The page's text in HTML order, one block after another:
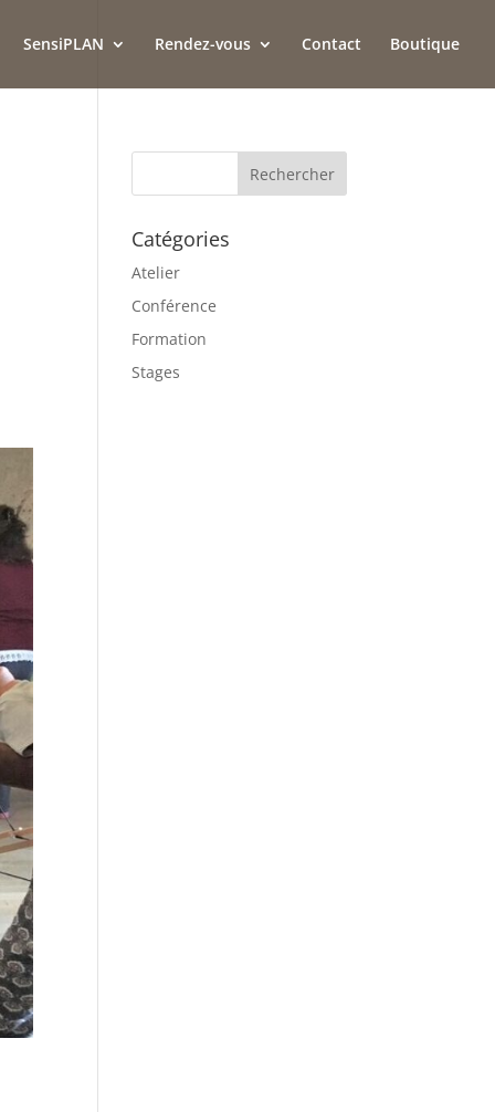
SensiPLAN Rendez-vous Contact Boutique
Catégories
Atelier
Conférence
Formation
Stages